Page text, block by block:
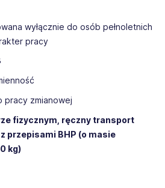
wyłącznie do osób pełnoletnich
pracy
pracy zmianowej
fizycznym, ręczny transport
przepisami BHP (o masie
kg)